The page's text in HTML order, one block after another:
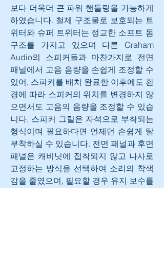
보다 더욱더 큰 파워 핸들링을 가능하게
하였습니다. 철제 구조물로 보호되는 트
위터와 슈퍼 트위터는 정교한 소프트 돔
구조를 가지고 있으며 다른 Graham
Audio의 스피커들과 마찬가지로 전면
패널에서 고음 음량을 손쉽게 조정할 수
있어, 스피커를 배치 완료한 이후에도 환
경에 따라 스피커의 위치를 변경하지 않
으면서도 고음의 음량을 조정할 수 있습
니다. 스피커 그릴은 자석으로 부착되는
형식이며 필요하다면 언제던 손쉽게 탈
부착하실 수 있습니다. 전면 패널과 후면
패널은 캐비닛에 접착되지 않고 나사로
고정하는 방식을 선택하여 소리의 착색
감을 줄였으며, 필요할 경우 유지 보수를